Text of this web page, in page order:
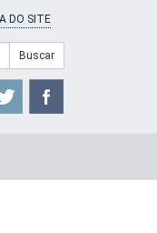
DO SITE
Buscar